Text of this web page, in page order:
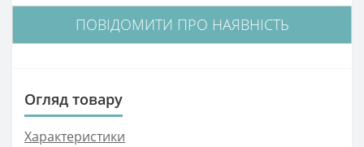
ПОВІДОМИТИ ПРО НАЯВНІСТЬ
Огляд товару
Характеристики